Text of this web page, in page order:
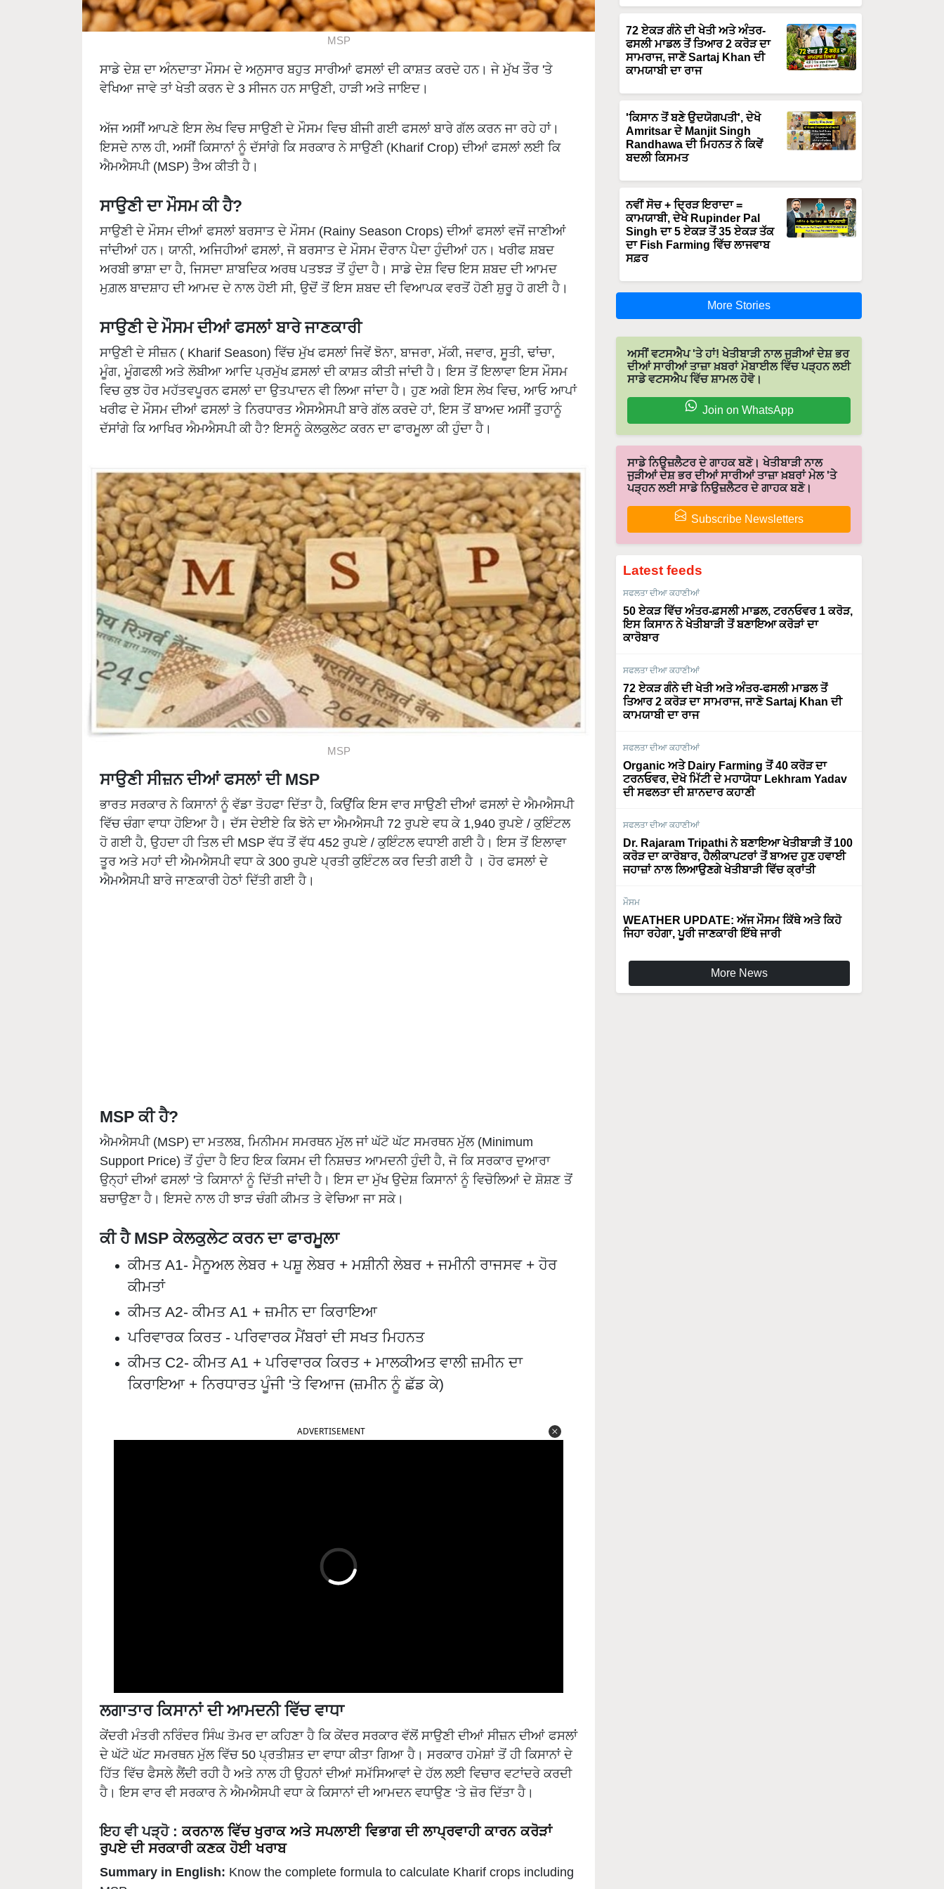
MSP
ਸਾਡੇ ਦੇਸ਼ ਦਾ ਅੰਨਦਾਤਾ ਮੌਸਮ ਦੇ ਅਨੁਸਾਰ ਬਹੁਤ ਸਾਰੀਆਂ ਫਸਲਾਂ ਦੀ ਕਾਸ਼ਤ ਕਰਦੇ ਹਨ। ਜੇ ਮੁੱਖ ਤੌਰ 'ਤੇ
ਵੇਖਿਆ ਜਾਵੇ ਤਾਂ ਖੇਤੀ ਕਰਨ ਦੇ 3 ਸੀਜਨ ਹਨ ਸਾਉਣੀ, ਹਾੜੀ ਅਤੇ ਜਾਇਦ।
ਅੱਜ ਅਸੀਂ ਆਪਣੇ ਇਸ ਲੇਖ ਵਿਚ ਸਾਉਣੀ ਦੇ ਮੌਸਮ ਵਿਚ ਬੀਜੀ ਗਈ ਫਸਲਾਂ ਬਾਰੇ ਗੱਲ ਕਰਨ ਜਾ ਰਹੇ ਹਾਂ।
ਇਸਦੇ ਨਾਲ ਹੀ, ਅਸੀਂ ਕਿਸਾਨਾਂ ਨੂੰ ਦੱਸਾਂਗੇ ਕਿ ਸਰਕਾਰ ਨੇ ਸਾਉਣੀ (Kharif Crop) ਦੀਆਂ ਫਸਲਾਂ ਲਈ ਕਿ
ਐਮਐਸਪੀ (MSP) ਤੈਅ ਕੀਤੀ ਹੈ।
ਸਾਉਣੀ ਦਾ ਮੌਸਮ ਕੀ ਹੈ?
ਸਾਉਣੀ ਦੇ ਮੌਸਮ ਦੀਆਂ ਫਸਲਾਂ ਬਰਸਾਤ ਦੇ ਮੌਸਮ (Rainy Season Crops) ਦੀਆਂ ਫਸਲਾਂ ਵਜੋਂ ਜਾਣੀਆਂ
ਜਾਂਦੀਆਂ ਹਨ। ਯਾਨੀ, ਅਜਿਹੀਆਂ ਫਸਲਾਂ, ਜੋ ਬਰਸਾਤ ਦੇ ਮੌਸਮ ਦੌਰਾਨ ਪੈਦਾ ਹੁੰਦੀਆਂ ਹਨ। ਖਰੀਫ ਸ਼ਬਦ
ਅਰਬੀ ਭਾਸ਼ਾ ਦਾ ਹੈ, ਜਿਸਦਾ ਸ਼ਾਬਦਿਕ ਅਰਥ ਪਤਝੜ ਤੋਂ ਹੁੰਦਾ ਹੈ। ਸਾਡੇ ਦੇਸ਼ ਵਿਚ ਇਸ ਸ਼ਬਦ ਦੀ ਆਮਦ
ਮੁਗ਼ਲ ਬਾਦਸ਼ਾਹ ਦੀ ਆਮਦ ਦੇ ਨਾਲ ਹੋਈ ਸੀ, ਉਦੋਂ ਤੋਂ ਇਸ ਸ਼ਬਦ ਦੀ ਵਿਆਪਕ ਵਰਤੋਂ ਹੋਣੀ ਸ਼ੁਰੂ ਹੋ ਗਈ ਹੈ।
ਸਾਉਣੀ ਦੇ ਮੌਸਮ ਦੀਆਂ ਫਸਲਾਂ ਬਾਰੇ ਜਾਣਕਾਰੀ
ਸਾਉਣੀ ਦੇ ਸੀਜ਼ਨ ( Kharif Season) ਵਿੱਚ ਮੁੱਖ ਫਸਲਾਂ ਜਿਵੇਂ ਝੋਨਾ, ਬਾਜਰਾ, ਮੱਕੀ, ਜਵਾਰ, ਸੂਤੀ, ਢਾਂਚਾ,
ਮੂੰਗ, ਮੂੰਗਫਲੀ ਅਤੇ ਲੋਬੀਆ ਆਦਿ ਪ੍ਰਮੁੱਖ ਫ਼ਸਲਾਂ ਦੀ ਕਾਸ਼ਤ ਕੀਤੀ ਜਾਂਦੀ ਹੈ। ਇਸ ਤੋਂ ਇਲਾਵਾ ਇਸ ਮੌਸਮ
ਵਿਚ ਕੁਝ ਹੋਰ ਮਹੱਤਵਪੂਰਨ ਫਸਲਾਂ ਦਾ ਉਤਪਾਦਨ ਵੀ ਲਿਆ ਜਾਂਦਾ ਹੈ। ਹੁਣ ਅਗੇ ਇਸ ਲੇਖ ਵਿਚ, ਆਓ ਆਪਾਂ
ਖਰੀਫ ਦੇ ਮੌਸਮ ਦੀਆਂ ਫਸਲਾਂ ਤੇ ਨਿਰਧਾਰਤ ਐਸਐਸਪੀ ਬਾਰੇ ਗੱਲ ਕਰਦੇ ਹਾਂ, ਇਸ ਤੋਂ ਬਾਅਦ ਅਸੀਂ ਤੁਹਾਨੂੰ
ਦੱਸਾਂਗੇ ਕਿ ਆਖਿਰ ਐਮਐਸਪੀ ਕੀ ਹੈ? ਇਸਨੂੰ ਕੇਲਕੁਲੇਟ ਕਰਨ ਦਾ ਫਾਰਮੂਲਾ ਕੀ ਹੁੰਦਾ ਹੈ।
MSP
ਸਾਉਣੀ ਸੀਜ਼ਨ ਦੀਆਂ ਫਸਲਾਂ ਦੀ MSP
ਭਾਰਤ ਸਰਕਾਰ ਨੇ ਕਿਸਾਨਾਂ ਨੂੰ ਵੱਡਾ ਤੋਹਫਾ ਦਿੱਤਾ ਹੈ, ਕਿਉਂਕਿ ਇਸ ਵਾਰ ਸਾਉਣੀ ਦੀਆਂ ਫਸਲਾਂ ਦੇ ਐਮਐਸਪੀ
ਵਿੱਚ ਚੰਗਾ ਵਾਧਾ ਹੋਇਆ ਹੈ। ਦੱਸ ਦੇਈਏ ਕਿ ਝੋਨੇ ਦਾ ਐਮਐਸਪੀ 72 ਰੁਪਏ ਵਧ ਕੇ 1,940 ਰੁਪਏ / ਕੁਇੰਟਲ
ਹੋ ਗਈ ਹੈ, ਉਹਦਾ ਹੀ ਤਿਲ ਦੀ MSP ਵੱਧ ਤੋਂ ਵੱਧ 452 ਰੁਪਏ / ਕੁਇੰਟਲ ਵਧਾਈ ਗਈ ਹੈ। ਇਸ ਤੋਂ ਇਲਾਵਾ
ਤੂਰ ਅਤੇ ਮਹਾਂ ਦੀ ਐਮਐਸਪੀ ਵਧਾ ਕੇ 300 ਰੁਪਏ ਪ੍ਰਤੀ ਕੁਇੰਟਲ ਕਰ ਦਿਤੀ ਗਈ ਹੈ । ਹੋਰ ਫਸਲਾਂ ਦੇ
ਐਮਐਸਪੀ ਬਾਰੇ ਜਾਣਕਾਰੀ ਹੇਠਾਂ ਦਿੱਤੀ ਗਈ ਹੈ।
MSP ਕੀ ਹੈ?
ਐਮਐਸਪੀ (MSP) ਦਾ ਮਤਲਬ, ਮਿਨੀਮਮ ਸਮਰਥਨ ਮੁੱਲ ਜਾਂ ਘੱਟੋ ਘੱਟ ਸਮਰਥਨ ਮੁੱਲ (Minimum
Support Price) ਤੋਂ ਹੁੰਦਾ ਹੈ ਇਹ ਇਕ ਕਿਸਮ ਦੀ ਨਿਸ਼ਚਤ ਆਮਦਨੀ ਹੁੰਦੀ ਹੈ, ਜੋ ਕਿ ਸਰਕਾਰ ਦੁਆਰਾ
ਉਨ੍ਹਾਂ ਦੀਆਂ ਫਸਲਾਂ 'ਤੇ ਕਿਸਾਨਾਂ ਨੂੰ ਦਿੱਤੀ ਜਾਂਦੀ ਹੈ। ਇਸ ਦਾ ਮੁੱਖ ਉਦੇਸ਼ ਕਿਸਾਨਾਂ ਨੂੰ ਵਿਚੋਲਿਆਂ ਦੇ ਸ਼ੋਸ਼ਣ ਤੋਂ
ਬਚਾਉਣਾ ਹੈ। ਇਸਦੇ ਨਾਲ ਹੀ ਝਾੜ ਚੰਗੀ ਕੀਮਤ ਤੇ ਵੇਚਿਆ ਜਾ ਸਕੇ।
ਕੀ ਹੈ MSP ਕੇਲਕੁਲੇਟ ਕਰਨ ਦਾ ਫਾਰਮੂਲਾ
ਕੀਮਤ A1- ਮੈਨੂਅਲ ਲੇਬਰ + ਪਸ਼ੂ ਲੇਬਰ + ਮਸ਼ੀਨੀ ਲੇਬਰ + ਜਮੀਨੀ ਰਾਜਸਵ + ਹੋਰ
ਕੀਮਤਾਂ
ਕੀਮਤ A2- ਕੀਮਤ A1 + ਜ਼ਮੀਨ ਦਾ ਕਿਰਾਇਆ
ਪਰਿਵਾਰਕ ਕਿਰਤ - ਪਰਿਵਾਰਕ ਮੈਂਬਰਾਂ ਦੀ ਸਖਤ ਮਿਹਨਤ
ਕੀਮਤ C2- ਕੀਮਤ A1 + ਪਰਿਵਾਰਕ ਕਿਰਤ + ਮਾਲਕੀਅਤ ਵਾਲੀ ਜ਼ਮੀਨ ਦਾ
ਕਿਰਾਇਆ + ਨਿਰਧਾਰਤ ਪੂੰਜੀ 'ਤੇ ਵਿਆਜ (ਜ਼ਮੀਨ ਨੂੰ ਛੱਡ ਕੇ)
ਲਗਾਤਾਰ ਕਿਸਾਨਾਂ ਦੀ ਆਮਦਨੀ ਵਿੱਚ ਵਾਧਾ
ਕੇਂਦਰੀ ਮੰਤਰੀ ਨਰਿੰਦਰ ਸਿੰਘ ਤੋਮਰ ਦਾ ਕਹਿਣਾ ਹੈ ਕਿ ਕੇਂਦਰ ਸਰਕਾਰ ਵੱਲੋਂ ਸਾਉਣੀ ਦੀਆਂ ਸੀਜ਼ਨ ਦੀਆਂ ਫਸਲਾਂ
ਦੇ ਘੱਟੋ ਘੱਟ ਸਮਰਥਨ ਮੁੱਲ ਵਿੱਚ 50 ਪ੍ਰਤੀਸ਼ਤ ਦਾ ਵਾਧਾ ਕੀਤਾ ਗਿਆ ਹੈ। ਸਰਕਾਰ ਹਮੇਸ਼ਾਂ ਤੋਂ ਹੀ ਕਿਸਾਨਾਂ ਦੇ
ਹਿੱਤ ਵਿੱਚ ਫੈਸਲੇ ਲੈਂਦੀ ਰਹੀ ਹੈ ਅਤੇ ਨਾਲ ਹੀ ਉਹਨਾਂ ਦੀਆਂ ਸਮੱਸਿਆਵਾਂ ਦੇ ਹੱਲ ਲਈ ਵਿਚਾਰ ਵਟਾਂਦਰੇ ਕਰਦੀ
ਹੈ। ਇਸ ਵਾਰ ਵੀ ਸਰਕਾਰ ਨੇ ਐਮਐਸਪੀ ਵਧਾ ਕੇ ਕਿਸਾਨਾਂ ਦੀ ਆਮਦਨ ਵਧਾਉਣ ‘ਤੇ ਜ਼ੋਰ ਦਿੱਤਾ ਹੈ।
ਰੁਪਏ ਦੀ ਸਰਕਾਰੀ ਕਣਕ ਹੋਈ ਖਰਾਬ
Summary in English: Know the complete formula to calculate Kharif crops including
MSP
72 ਏਕੜ ਗੰਨੇ ਦੀ ਖੇਤੀ ਅਤੇ ਅੰਤਰ-
ਫਸਲੀ ਮਾਡਲ ਤੋਂ ਤਿਆਰ 2 ਕਰੋੜ ਦਾ
ਸਾਮਰਾਜ, ਜਾਣੋ Sartaj Khan ਦੀ
ਕਾਮਯਾਬੀ ਦਾ ਰਾਜ
'ਕਿਸਾਨ ਤੋਂ ਬਣੇ ਉਦਯੋਗਪਤੀ', ਦੇਖੋ
Amritsar ਦੇ Manjit Singh
Randhawa ਦੀ ਮਿਹਨਤ ਨੇ ਕਿਵੇਂ
ਬਦਲੀ ਕਿਸਮਤ
ਨਵੀਂ ਸੋਚ + ਦ੍ਰਿੜ ਇਰਾਦਾ =
ਕਾਮਯਾਬੀ, ਦੇਖੋ Rupinder Pal
Singh ਦਾ 5 ਏਕੜ ਤੋਂ 35 ਏਕੜ ਤੱਕ
ਦਾ Fish Farming ਵਿੱਚ ਲਾਜਵਾਬ
ਸਫ਼ਰ
More Stories
ਅਸੀਂ ਵਟਸਐਪ 'ਤੇ ਹਾਂ! ਖੇਤੀਬਾੜੀ ਨਾਲ ਜੁੜੀਆਂ ਦੇਸ਼ ਭਰ
ਦੀਆਂ ਸਾਰੀਆਂ ਤਾਜ਼ਾ ਖ਼ਬਰਾਂ ਮੋਬਾਈਲ ਵਿੱਚ ਪੜ੍ਹਨ ਲਈ
ਸਾਡੇ ਵਟਸਐਪ ਵਿੱਚ ਸ਼ਾਮਲ ਹੋਵੋ।
Join on WhatsApp
ਸਾਡੇ ਨਿਉਜ਼ਲੈਟਰ ਦੇ ਗਾਹਕ ਬਣੋ। ਖੇਤੀਬਾੜੀ ਨਾਲ
ਜੁੜੀਆਂ ਦੇਸ਼ ਭਰ ਦੀਆਂ ਸਾਰੀਆਂ ਤਾਜ਼ਾ ਖ਼ਬਰਾਂ ਮੇਲ 'ਤੇ
ਪੜ੍ਹਨ ਲਈ ਸਾਡੇ ਨਿਉਜ਼ਲੈਟਰ ਦੇ ਗਾਹਕ ਬਣੋ।
Subscribe Newsletters
Latest feeds
ਸਫਲਤਾ ਦੀਆ ਕਹਾਣੀਆਂ
50 ਏਕੜ ਵਿੱਚ ਅੰਤਰ-ਫ਼ਸਲੀ ਮਾਡਲ, ਟਰਨਓਵਰ 1 ਕਰੋੜ,
ਇਸ ਕਿਸਾਨ ਨੇ ਖੇਤੀਬਾੜੀ ਤੋਂ ਬਣਾਇਆ ਕਰੋੜਾਂ ਦਾ
ਕਾਰੋਬਾਰ
ਸਫਲਤਾ ਦੀਆ ਕਹਾਣੀਆਂ
72 ਏਕੜ ਗੰਨੇ ਦੀ ਖੇਤੀ ਅਤੇ ਅੰਤਰ-ਫਸਲੀ ਮਾਡਲ ਤੋਂ
ਤਿਆਰ 2 ਕਰੋੜ ਦਾ ਸਾਮਰਾਜ, ਜਾਣੋ Sartaj Khan ਦੀ
ਕਾਮਯਾਬੀ ਦਾ ਰਾਜ
ਸਫਲਤਾ ਦੀਆ ਕਹਾਣੀਆਂ
Organic ਅਤੇ Dairy Farming ਤੋਂ 40 ਕਰੋੜ ਦਾ
ਟਰਨਓਵਰ, ਦੇਖੋ ਮਿੱਟੀ ਦੇ ਮਹਾਯੋਧਾ Lekhram Yadav
ਦੀ ਸਫਲਤਾ ਦੀ ਸ਼ਾਨਦਾਰ ਕਹਾਣੀ
ਸਫਲਤਾ ਦੀਆ ਕਹਾਣੀਆਂ
Dr. Rajaram Tripathi ਨੇ ਬਣਾਇਆ ਖੇਤੀਬਾੜੀ ਤੋਂ 100
ਕਰੋੜ ਦਾ ਕਾਰੋਬਾਰ, ਹੈਲੀਕਾਪਟਰਾਂ ਤੋਂ ਬਾਅਦ ਹੁਣ ਹਵਾਈ
ਜਹਾਜ਼ਾਂ ਨਾਲ ਲਿਆਉਣਗੇ ਖੇਤੀਬਾੜੀ ਵਿੱਚ ਕ੍ਰਾਂਤੀ
ਮੌਸਮ
WEATHER UPDATE: ਅੱਜ ਮੌਸਮ ਕਿੱਥੇ ਅਤੇ ਕਿਹੋ
ਜਿਹਾ ਰਹੇਗਾ, ਪੂਰੀ ਜਾਣਕਾਰੀ ਇੱਥੇ ਜਾਰੀ
More News